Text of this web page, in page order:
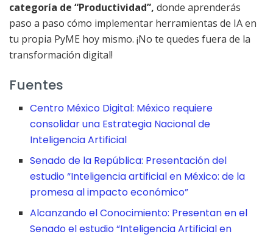
categoría de “Productividad”, donde aprenderás
paso a paso cómo implementar herramientas de IA en
tu propia PyME hoy mismo. ¡No te quedes fuera de la
transformación digital!
Fuentes
Centro México Digital: México requiere
consolidar una Estrategia Nacional de
Inteligencia Artificial
Senado de la República: Presentación del
estudio “Inteligencia artificial en México: de la
promesa al impacto económico”
Alcanzando el Conocimiento: Presentan en el
Senado el estudio “Inteligencia Artificial en